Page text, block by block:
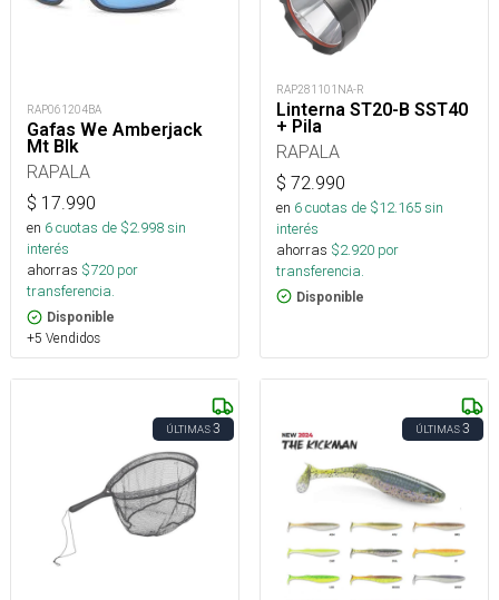
RAP061204BA
Gafas We Amberjack
Mt Blk
RAPALA
$ 17.990
en 6cuotas de $2.998sin
interés
ahorras $720 por
transferencia.
Disponible
+5 Vendidos
RAP281101NA-R
Linterna ST20-B SST40
+ Pila
RAPALA
$ 72.990
en 6cuotas de $12.165sin
interés
ahorras $2.920 por
transferencia.
Disponible
ÚLTIMAS3 ÚLTIMAS3